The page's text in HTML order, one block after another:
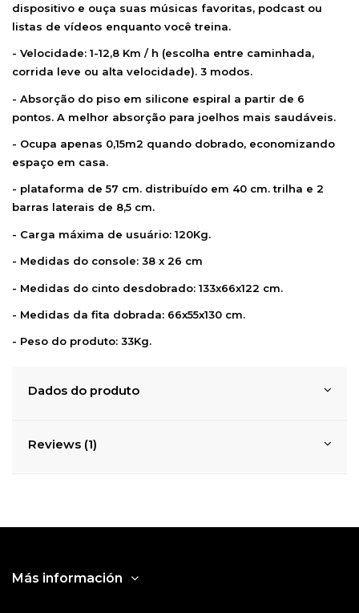
dispositivo e ouça suas músicas favoritas, podcast ou
listas de vídeos enquanto você treina.
- Velocidade: 1-12,8 Km / h (escolha entre caminhada,
corrida leve ou alta velocidade). 3 modos.
- Absorção do piso em silicone espiral a partir de 6
pontos. A melhor absorção para joelhos mais saudáveis.
- Ocupa apenas 0,15m2 quando dobrado, economizando
espaço em casa.
- plataforma de 57 cm. distribuído em 40 cm. trilha e 2
barras laterais de 8,5 cm.
- Carga máxima de usuário: 120Kg.
- Medidas do console: 38 x 26 cm
- Medidas do cinto desdobrado: 133x66x122 cm.
- Medidas da fita dobrada: 66x55x130 cm.
- Peso do produto: 33Kg.
Dados do produto
Reviews (1)
Más información